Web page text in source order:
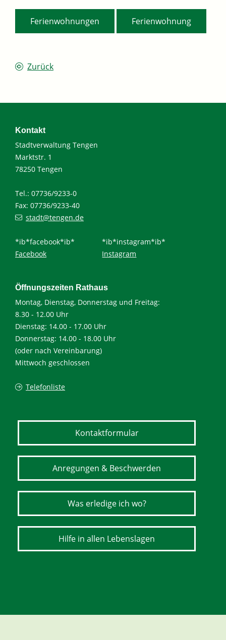
Ferienwohnungen Ferienwohnung
Zurück
Kontakt
Stadtverwaltung Tengen
Marktstr. 1
78250 Tengen
Tel.: 07736/9233-0
Fax: 07736/9233-40
stadt@tengen.de
*ib*facebook*ib*
Facebook
*ib*instagram*ib*
Instagram
Öffnungszeiten Rathaus
Montag, Dienstag, Donnerstag und Freitag:
8.30 - 12.00 Uhr
Dienstag: 14.00 - 17.00 Uhr
Donnerstag: 14.00 - 18.00 Uhr
(oder nach Vereinbarung)
Mittwoch geschlossen
Telefonliste
Kontaktformular
Anregungen & Beschwerden
Was erledige ich wo?
Hilfe in allen Lebenslagen